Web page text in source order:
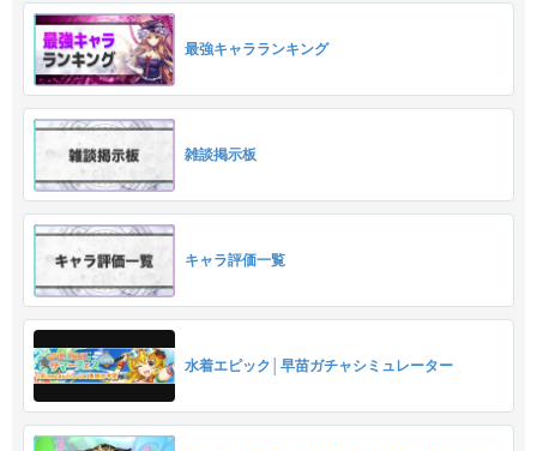
最強キャラランキング
雑談掲示板
キャラ評価一覧
水着エピック│早苗ガチャシミュレーター